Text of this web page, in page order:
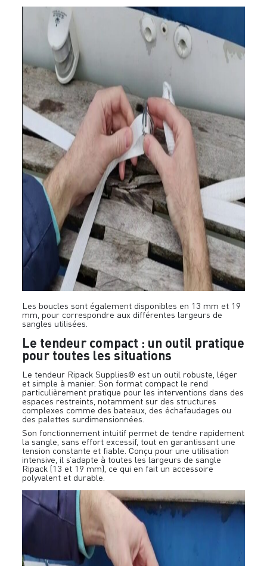
Les boucles sont également disponibles en 13 mm et 19
mm, pour correspondre aux différentes largeurs de
sangles utilisées.
Le tendeur compact : un outil pratique
pour toutes les situations
Le tendeur Ripack Supplies® est un outil robuste, léger
et simple à manier. Son format compact le rend
particulièrement pratique pour les interventions dans des
espaces restreints, notamment sur des structures
complexes comme des bateaux, des échafaudages ou
des palettes surdimensionnées.
Son fonctionnement intuitif permet de tendre rapidement
la sangle, sans effort excessif, tout en garantissant une
tension constante et fiable. Conçu pour une utilisation
intensive, il s’adapte à toutes les largeurs de sangle
Ripack (13 et 19 mm), ce qui en fait un accessoire
polyvalent et durable.